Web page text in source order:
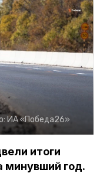
ИА «Победа26»
итоги
минувший год.